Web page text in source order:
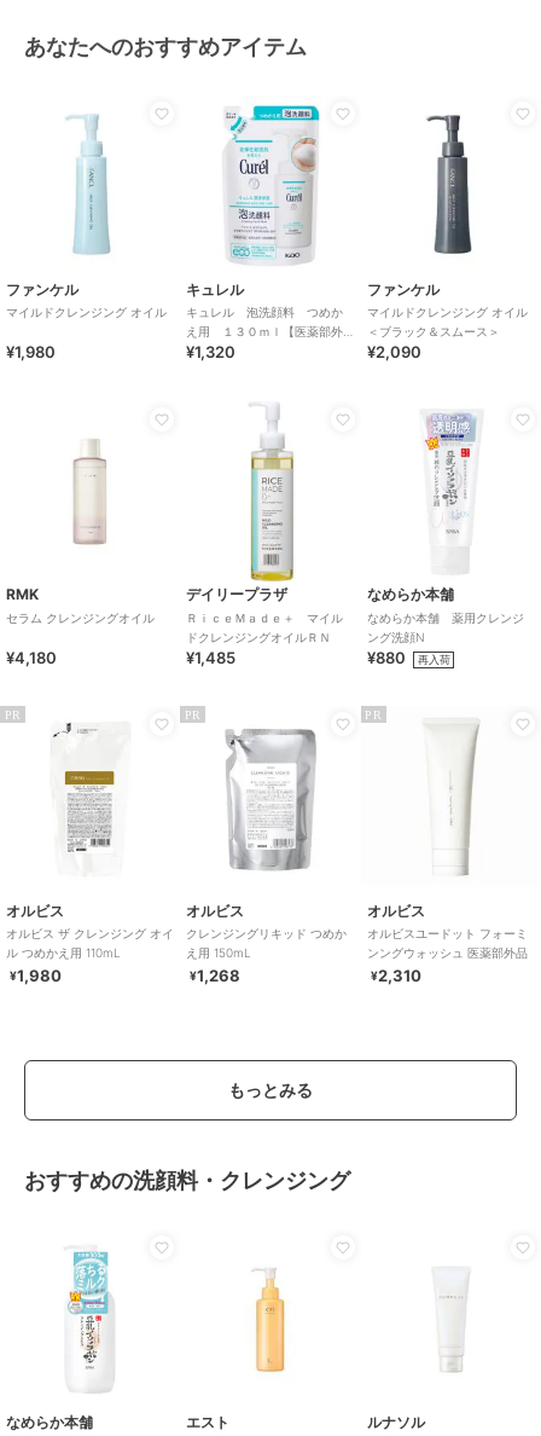
あなたへのおすすめアイテム
ファンケル
マイルドクレンジング オイル
¥1,980
キュレル
キュレル 泡洗顔料 つめか
え用 １３０ｍｌ【医薬部外
品】
¥1,320
ファンケル
マイルドクレンジング オイル
＜ブラック＆スムース＞
¥2,090
RMK
セラム クレンジングオイル
¥4,180
デイリープラザ
ＲｉｃｅＭａｄｅ＋ マイル
ドクレンジングオイルＲＮ
¥1,485
なめらか本舗
なめらか本舗 薬用クレンジ
ング洗顔N
¥880 再入荷
PR
オルビス
オルビス ザ クレンジング オイ
ル つめかえ用 110mL
¥1,980
PR
オルビス
クレンジングリキッド つめか
え用 150mL
¥1,268
PR
オルビス
オルビスユードット フォーミ
ンングウォッシュ 医薬部外品
¥2,310
もっとみる
おすすめの洗顔料・クレンジング
なめらか本舗 エスト ルナソル